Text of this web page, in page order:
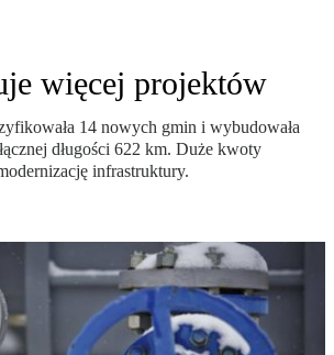
więcej projektów
14 nowych gmin i wybudowała
długości 622 km. Duże kwoty
infrastruktury.